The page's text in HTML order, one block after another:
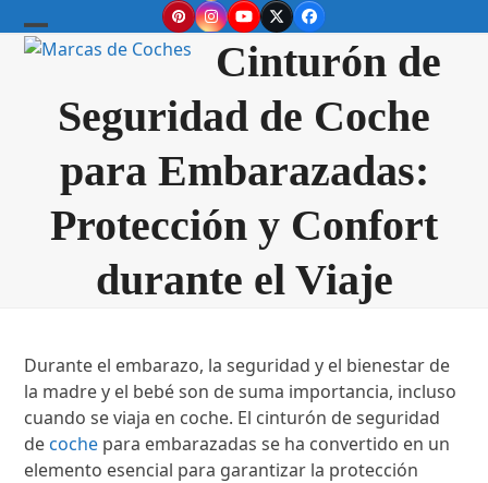
to
PinterestInstagram
YouTube
TwitterFacebook
Open
menu
Close
menu
Cinturón de
Seguridad de Coche
para Embarazadas:
Protección y Confort
durante el Viaje
Durante el embarazo, la seguridad y el bienestar de
la madre y el bebé son de suma importancia, incluso
cuando se viaja en coche. El cinturón de seguridad
de coche para embarazadas se ha convertido en un
elemento esencial para garantizar la protección